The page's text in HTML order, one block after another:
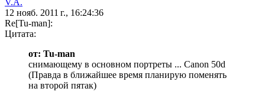
V.A.
12 нояб. 2011 г., 16:24:36
Re[Tu-man]:
Цитата:
от: Tu-man
снимающему в основном портреты ... Canon 50d
(Правда в ближайшее время планирую поменять
на второй пятак)